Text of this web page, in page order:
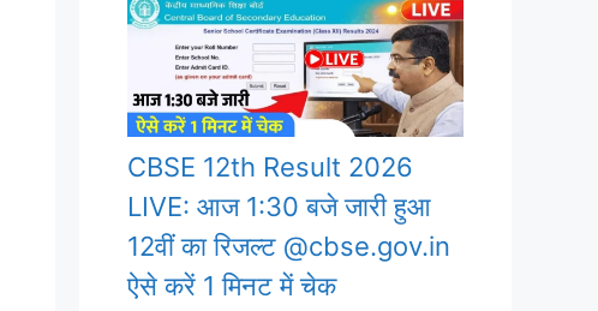
CBSE 12th Result 2026
LIVE: आज 1:30 बजे जारी हुआ
12वीं का रिजल्ट @cbse.gov.in
ऐसे करें 1 मिनट में चेक